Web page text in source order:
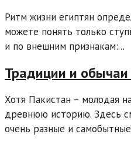
Ритм жизни египтян
можете понять только
и по внешним признакам:...
Традиции и обычаи
Хотя Пакистан – молодая
древнюю историю. Здесь
очень разные и